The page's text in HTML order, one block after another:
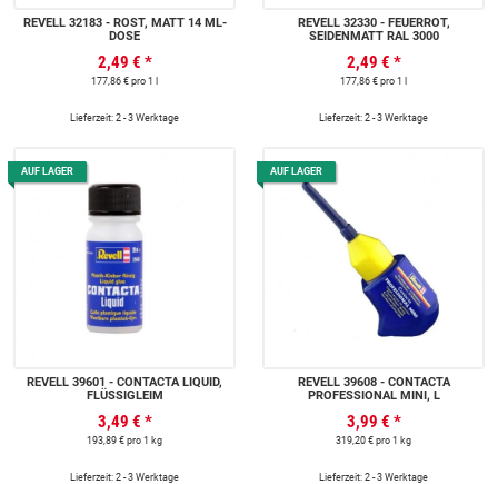
REVELL 32183 - ROST, MATT 14 ML-
DOSE
2,49 € *
177,86 € pro 1 l
Lieferzeit: 2 - 3 Werktage
REVELL 32330 - FEUERROT,
SEIDENMATT RAL 3000
2,49 € *
177,86 € pro 1 l
Lieferzeit: 2 - 3 Werktage
AUF LAGER
REVELL 39601 - CONTACTA LIQUID,
FLÜSSIGLEIM
3,49 € *
193,89 € pro 1 kg
Lieferzeit: 2 - 3 Werktage
AUF LAGER
REVELL 39608 - CONTACTA
PROFESSIONAL MINI, L
3,99 € *
319,20 € pro 1 kg
Lieferzeit: 2 - 3 Werktage